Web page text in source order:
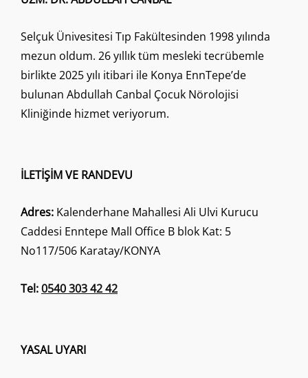
Selçuk Ünivesitesi Tıp Fakültesinden 1998 yılında
mezun oldum. 26 yıllık tüm mesleki tecrübemle
birlikte 2025 yılı itibari ile Konya EnnTepe’de
bulunan Abdullah Canbal Çocuk Nörolojisi
Kliniğinde hizmet veriyorum.
İLETİŞİM VE RANDEVU
Adres: Kalenderhane Mahallesi Ali Ulvi Kurucu
Caddesi Enntepe Mall Office B blok Kat: 5
No117/506 Karatay/KONYA
Tel:0540 303 42 42
YASAL UYARI